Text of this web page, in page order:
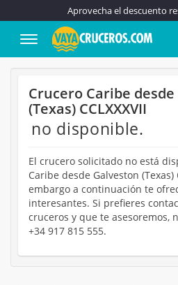
Aprovecha el descuento
Crucero Caribe
(Texas) CCLXXXVII
no disponible.
El crucero solicitado no está
Caribe desde Galveston (Texas)
embargo a continuación te
interesantes. Si prefieres
cruceros y que te asesoremos,
+34 917 815 555.